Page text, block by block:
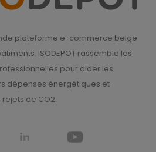
plateforme e-commerce belge
ISODEPOT rassemble les
pour aider les
dépenses énergétiques et
de CO2.